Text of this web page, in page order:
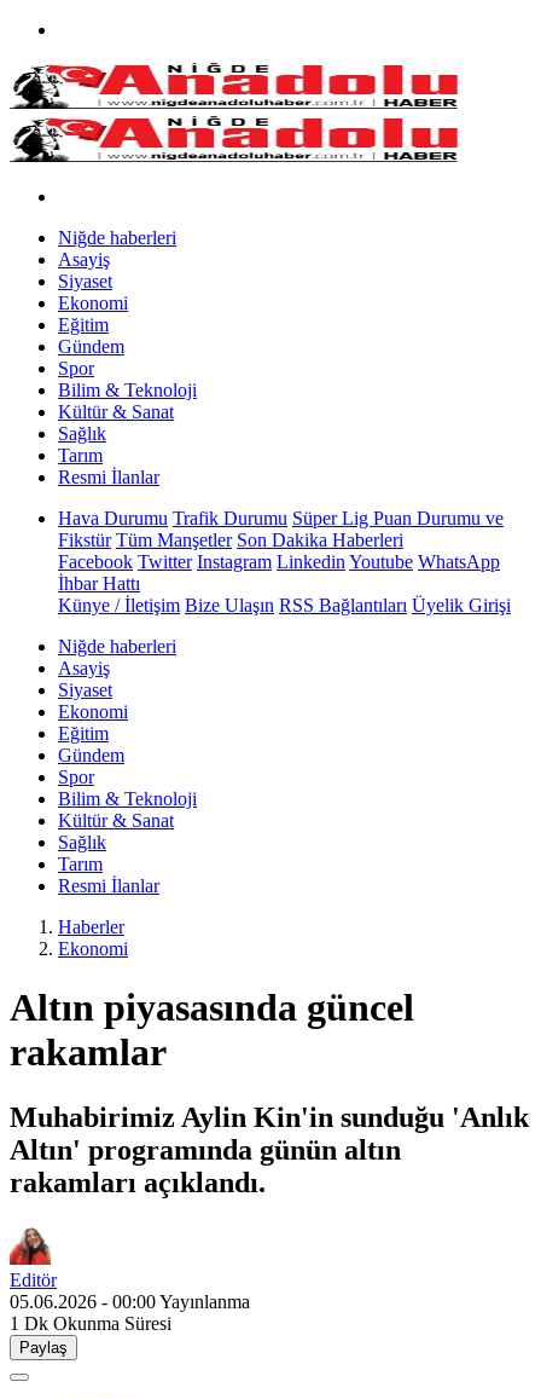
Niğde haberleri
Asayiş
Siyaset
Ekonomi
Eğitim
Gündem
Spor
Bilim & Teknoloji
Kültür & Sanat
Sağlık
Tarım
Resmi İlanlar
Hava Durumu Trafik Durumu Süper Lig Puan Durumu ve
Fikstür Tüm Manşetler Son Dakika Haberleri
Facebook Twitter Instagram Linkedin Youtube WhatsApp
İhbar Hattı
Künye / İletişim Bize Ulaşın RSS Bağlantıları Üyelik Girişi
Niğde haberleri
Asayiş
Siyaset
Ekonomi
Eğitim
Gündem
Spor
Bilim & Teknoloji
Kültür & Sanat
Sağlık
Tarım
Resmi İlanlar
Haberler
Ekonomi
Altın piyasasında güncel
rakamlar
Muhabirimiz Aylin Kin'in sunduğu 'Anlık
Altın' programında günün altın
rakamları açıklandı.
Editör
05.06.2026 - 00:00Yayınlanma
1 Dk Okunma Süresi
Paylaş